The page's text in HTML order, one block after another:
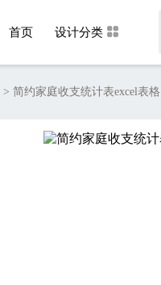
首页 设计分类
> 简约家庭收支统计表excel表格